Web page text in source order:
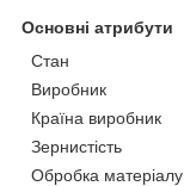
Основні атрибути
Стан
Виробник
Країна виробник
Зернистість
Обробка матеріалу